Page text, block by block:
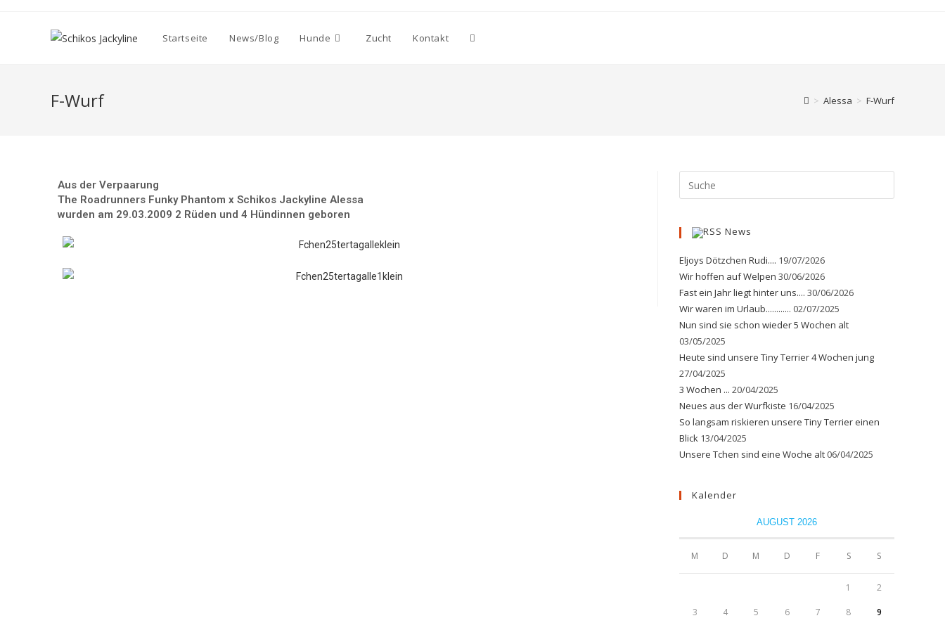
Startseite News/Blog Hunde Zucht Kontakt
F-Wurf > Alessa > F-Wurf
Aus der Verpaarung
The Roadrunners Funky Phantom x Schikos Jackyline Alessa
wurden am 29.03.2009 2 Rüden und 4 Hündinnen geboren
News
Eljoys Dötzchen Rudi.... 19/07/2026
Wir hoffen auf Welpen 30/06/2026
Fast ein Jahr liegt hinter uns.... 30/06/2026
Wir waren im Urlaub............ 02/07/2025
Nun sind sie schon wieder 5 Wochen alt
03/05/2025
Heute sind unsere Tiny Terrier 4 Wochen jung
27/04/2025
3 Wochen ... 20/04/2025
Neues aus der Wurfkiste 16/04/2025
So langsam riskieren unsere Tiny Terrier einen
Blick 13/04/2025
Unsere Tchen sind eine Woche alt 06/04/2025
Kalender
AUGUST 2026
M D M D F S S
1 2
3 4 5 6 7 8 9